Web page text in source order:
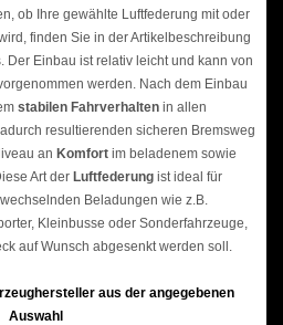
ob Ihre gewählte Luftfederung mit oder
finden Sie in der Artikelbeschreibung
Der Einbau ist relativ leicht und kann von
werden. Nach dem Einbau
stabilen Fahrverhalten in allen
resultierenden sicheren Bremsweg
an Komfort im beladenem sowie
Art der Luftfederungist ideal für
Beladungen wie z.B.
Kleinbusse oder Sonderfahrzeuge,
auf Wunsch abgesenkt werden soll.
aus der angegebenen
Auswahl